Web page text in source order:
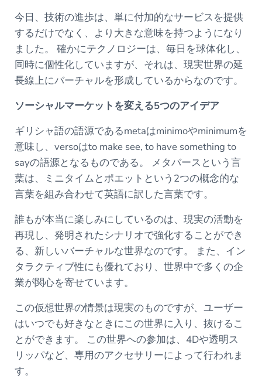
今日、技術の進歩は、単に付加的なサービスを提供
するだけでなく、より大きな意味を持つようになり
ました。 確かにテクノロジーは、毎日を球体化し、
同時に個性化していますが、それは、現実世界の延
長線上にバーチャルを形成しているからなのです。
ソーシャルマーケットを変える5つのアイデア
ギリシャ語の語源であるmetaはminimoやminimumを
意味し、versoはto make see, to have something to
sayの語源となるものである。 メタバースという言
葉は、ミニタイムとポエットという2つの概念的な
言葉を組み合わせて英語に訳した言葉です。
誰もが本当に楽しみにしているのは、現実の活動を
再現し、発明されたシナリオで強化することができ
る、新しいバーチャルな世界なのです。 また、イン
タラクティブ性にも優れており、世界中で多くの企
業が関心を寄せています。
この仮想世界の情景は現実のものですが、ユーザー
はいつでも好きなときにこの世界に入り、抜けるこ
とができます。 この世界への参加は、4Dや透明ス
リッパなど、専用のアクセサリーによって行われま
す。